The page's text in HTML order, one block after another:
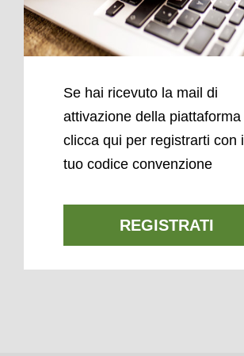
Se hai ricevuto la mail di
attivazione della piattaforma
clicca qui per registrarti con il
tuo codice convenzione
REGISTRATI